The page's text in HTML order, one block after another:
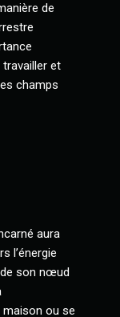
de
travailler et
champs
aura
l’énergie
son nœud
maison ou se